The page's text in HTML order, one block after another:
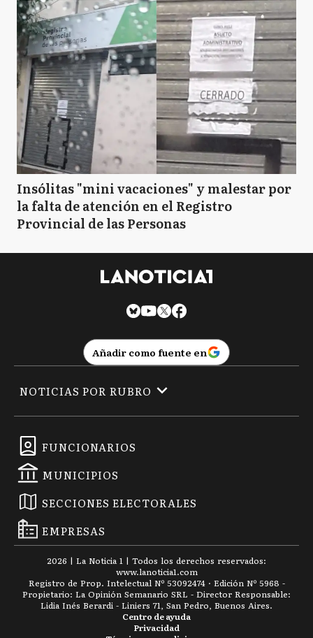
Insólitas "mini vacaciones" y malestar por
la falta de atención en el Registro
Provincial de las Personas
Añadir como fuente en
FUNCIONARIOS
MUNICIPIOS
SECCIONES ELECTORALES
EMPRESAS
NOTICIAS POR RUBRO
2026 | La Noticia 1 | Todos los derechos reservados:
www.lanoticia1.com
Registro de Prop. Intelectual Nº 53092474 · Edición Nº 5968 -
Propietario: La Opinión Semanario SRL - Director Responsable:
Lidia Inés Berardi - Liniers 71, San Pedro, Buenos Aires.
Privacidad
Centro de ayuda